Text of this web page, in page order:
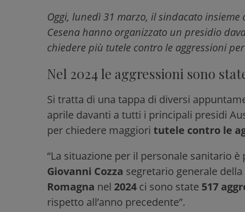
Oggi, lunedì 31 marzo, il sindacato
Cesena hanno organizzato un presidio
chiedere più tutele contro le aggressioni
Nel 2024 le aggressioni sono
Si tratta di una tappa di diversi
aprile davanti a tutti i principali presidi
per chiedere maggiori tutele contro le
“La situazione per il personale sanitario
Giovanni Cozza segretario generale della
Romagna nel 2024 ci sono state 517
rispetto all’anno precedente”.